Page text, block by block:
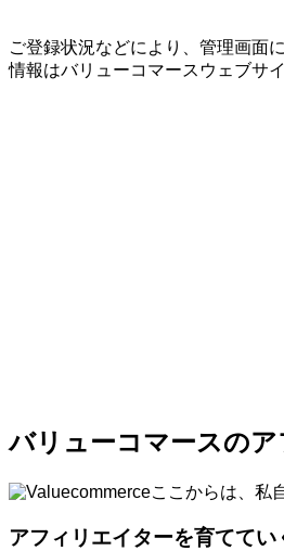
ご登録状況などにより、管理画面
情報はバリューコマースウェブサ
バリューコマースのア
ここからは、私
アフィリエイターを育てて